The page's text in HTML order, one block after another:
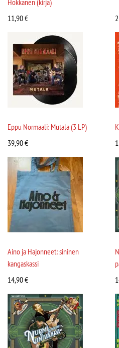
Hokkanen (kirja)
11,90€
Eppu Normaali: Mutala (3 LP)
39,90€
Aino ja Hajonneet: sininen
kangaskassi
14,90€